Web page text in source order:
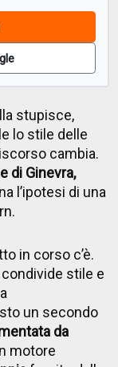
stupisce,
lo stile delle
cambia.
di Ginevra,
l’ipotesi di una
in corso c’è.
condivide stile e
un secondo
da
motore